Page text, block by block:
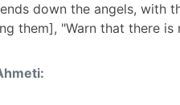
down the angels, with
them], "Warn that there